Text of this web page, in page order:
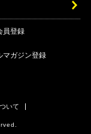
員登録
マガジン登録
いて